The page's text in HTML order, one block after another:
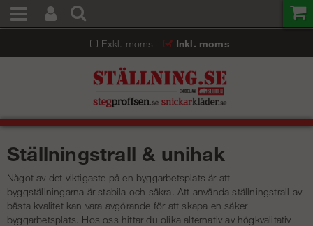
Exkl. moms Inkl. moms
Ställningstrall & unihak
Något av det viktigaste på en byggarbetsplats är att
byggställningarna är stabila och säkra. Att använda ställningstrall av
bästa kvalitet kan vara avgörande för att skapa en säker
byggarbetsplats. Hos oss hittar du olika alternativ av högkvalitativ